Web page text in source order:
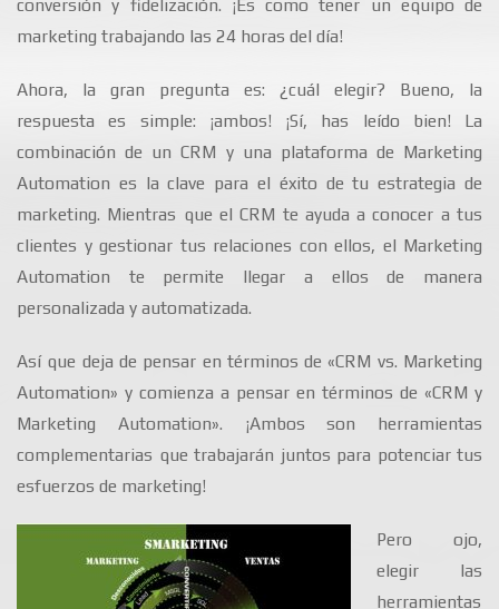
conversión y fidelización. ¡Es como tener un equipo de
marketing trabajando las 24 horas del día!
Ahora, la gran pregunta es: ¿cuál elegir? Bueno, la
respuesta es simple: ¡ambos! ¡Sí, has leído bien! La
combinación de un CRM y una plataforma de Marketing
Automation es la clave para el éxito de tu estrategia de
marketing. Mientras que el CRM te ayuda a conocer a tus
clientes y gestionar tus relaciones con ellos, el Marketing
Automation te permite llegar a ellos de manera
personalizada y automatizada.
Así que deja de pensar en términos de «CRM vs. Marketing
Automation» y comienza a pensar en términos de «CRM y
Marketing Automation». ¡Ambos son herramientas
complementarias que trabajarán juntos para potenciar tus
esfuerzos de marketing!
Pero ojo,
elegir las
herramientas